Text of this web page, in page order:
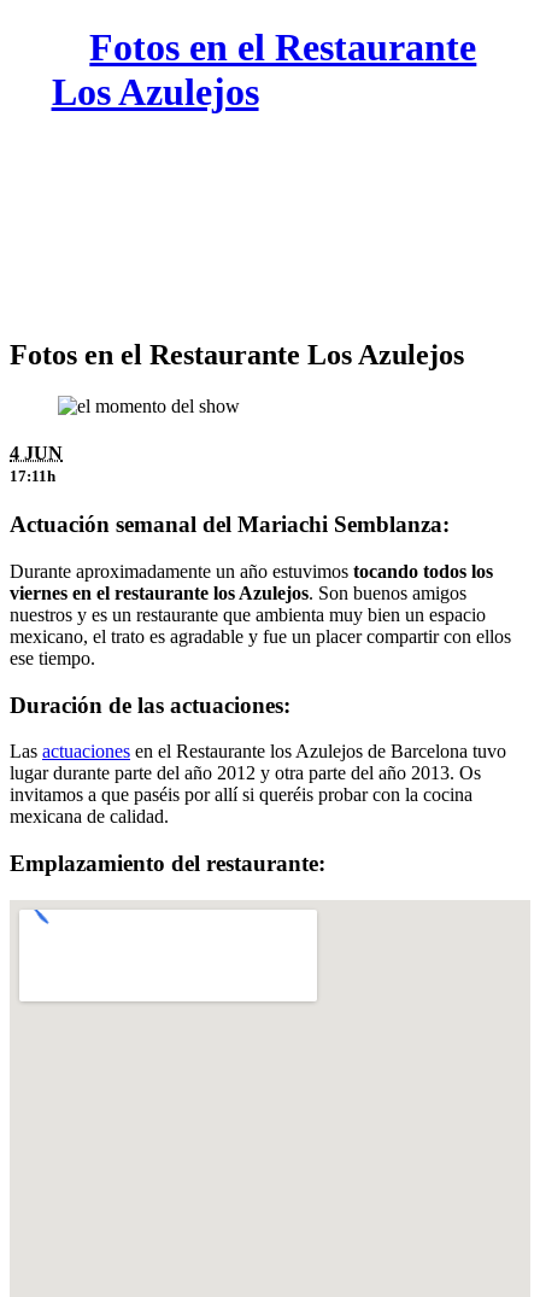
Fotos en el Restaurante
Los Azulejos
Fotos en el Restaurante Los Azulejos
4 JUN
17:11h
Actuación semanal del Mariachi Semblanza:
Durante aproximadamente un año estuvimos tocando todos los
viernes en el restaurante los Azulejos. Son buenos amigos
nuestros y es un restaurante que ambienta muy bien un espacio
mexicano, el trato es agradable y fue un placer compartir con ellos
ese tiempo.
Duración de las actuaciones:
Las actuaciones en el Restaurante los Azulejos de Barcelona tuvo
lugar durante parte del año 2012 y otra parte del año 2013. Os
invitamos a que paséis por allí si queréis probar con la cocina
mexicana de calidad.
Emplazamiento del restaurante: